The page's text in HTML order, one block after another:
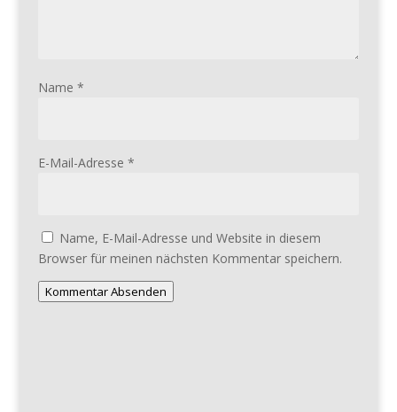
Name *
E-Mail-Adresse *
Name, E-Mail-Adresse und Website in diesem
Browser für meinen nächsten Kommentar speichern.
Kommentar Absenden